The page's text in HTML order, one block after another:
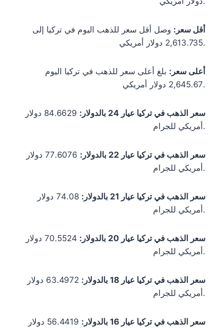
أقل سعر: وصل أقل سعر للذهب اليوم في تركيا إلى
2,613.735 دولار أمريكي.
أعلى سعر: بلغ أعلى سعر للذهب في تركيا اليوم
2,645.67 دولار أمريكي.
سعر الذهب في تركيا عيار 24 بالدولار:
84.6629 دولار
أمريكي للجرام.
سعر الذهب في تركيا عيار 22 بالدولار:
77.6076 دولار
أمريكي للجرام.
سعر الذهب في تركيا عيار 21 بالدولار:
74.08 دولار
أمريكي للجرام.
سعر الذهب في تركيا عيار 20 بالدولار:
70.5524 دولار
أمريكي للجرام.
سعر الذهب في تركيا عيار 18 بالدولار:
63.4972 دولار
أمريكي للجرام.
سعر الذهب في تركيا عيار 16 بالدولار:
56.4419 دولار